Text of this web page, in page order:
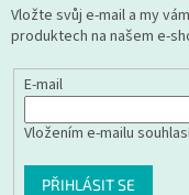
Vložte svůj e-mail a my
produktech na našem e-
E-mail
Vložením e-mailu
PŘIHLÁSIT SE